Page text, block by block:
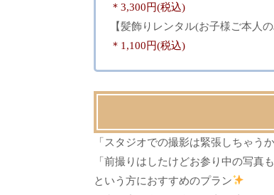
＊3,300円(税込)
【髪飾りレンタル(お子様ご本人の
＊1,100円(税込)
「スタジオでの撮影は緊張しちゃう
「前撮りはしたけどお参り中の写真
という方におすすめのプラン